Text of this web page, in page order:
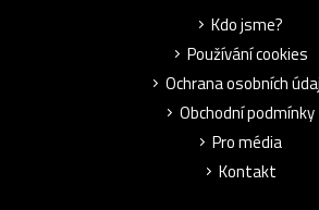
Kdo jsme?
Používání cookies
Ochrana osobních
Obchodní podmínky
Pro média
Kontakt